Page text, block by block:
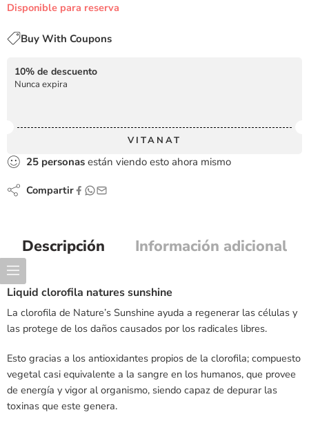
Disponible para reserva
Buy With Coupons
10% de descuento
Nunca expira
VITANAT
25 personas están viendo esto ahora mismo
Compartir
Descripción Información adicional
Liquid clorofila natures sunshine
La clorofila de Nature’s Sunshine ayuda a regenerar las células y
las protege de los daños causados por los radicales libres.
Esto gracias a los antioxidantes propios de la clorofila; compuesto
vegetal casi equivalente a la sangre en los humanos, que provee
de energía y vigor al organismo, siendo capaz de depurar las
toxinas que este genera.